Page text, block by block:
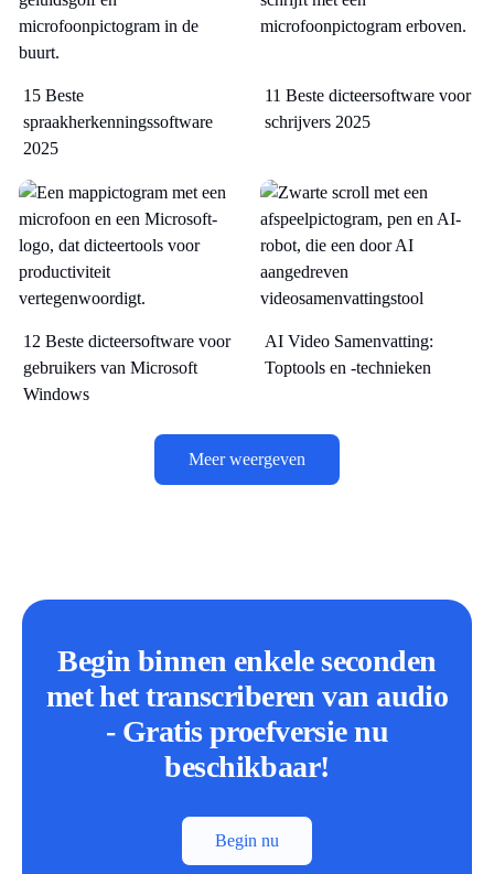
15 Beste
spraakherkenningssoftware
2025
11 Beste dicteersoftware voor
schrijvers 2025
12 Beste dicteersoftware voor
gebruikers van Microsoft
Windows
AI Video Samenvatting:
Toptools en -technieken
Meer weergeven
Begin binnen enkele seconden
met het transcriberen van audio
- Gratis proefversie nu
beschikbaar!
Begin nu